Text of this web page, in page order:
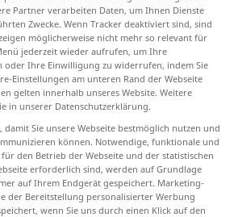
Übersetzung
: Femininum
anklicken/antippen)
Partner verarbeiten Daten, um Ihnen Dienste
Zwecke. Wenn Tracker deaktiviert sind, sind
möglicherweise nicht mehr so relevant für
jederzeit wieder aufrufen, um Ihre
oder Ihre Einwilligung zu widerrufen, indem Sie
Einstellungen am unteren Rand der Webseite
gelten innerhalb unseres Website. Weitere
in unserer Datenschutzerklärung.
damit Sie unsere Webseite bestmöglich nutzen und
können. Notwendige, funktionale und
den Betrieb der Webseite und der statistischen
erforderlich sind, werden auf Grundlage
auf Ihrem Endgerät gespeichert. Marketing-
der Bereitstellung personalisierter Werbung
wenn Sie uns durch einen Klick auf den